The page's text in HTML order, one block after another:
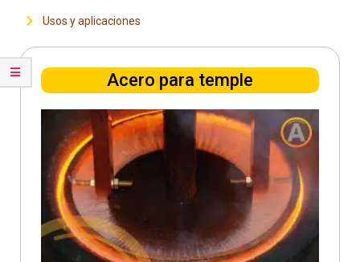
Usos y aplicaciones
Acero para temple